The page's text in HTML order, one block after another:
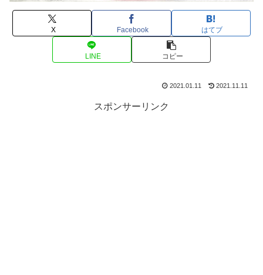
X Facebook はてブ
LINE コピー
2021.01.11 2021.11.11
スポンサーリンク